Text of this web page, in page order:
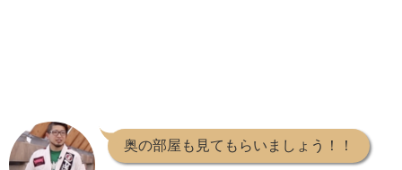
奥の部屋も見てもらいましょう！！